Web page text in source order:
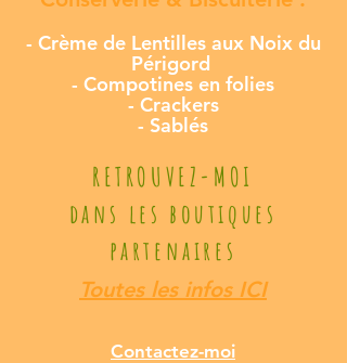
- Crème de Lentilles aux Noix du
Périgord
- Compotines en folies
- Crackers
- Sablés
RETROUVEZ-MOI
dans les boutiques
partenaires
Toutes les infos ICI
Contactez-moi